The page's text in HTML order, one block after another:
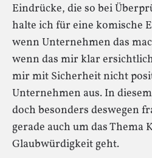
Eindrücke, die so bei
halte ich für eine komische
wenn Unternehmen das
wenn das mir klar
mir mit Sicherheit nicht
Unternehmen aus. In
doch besonders deswegen
gerade auch um das Thema
Glaubwürdigkeit geht.